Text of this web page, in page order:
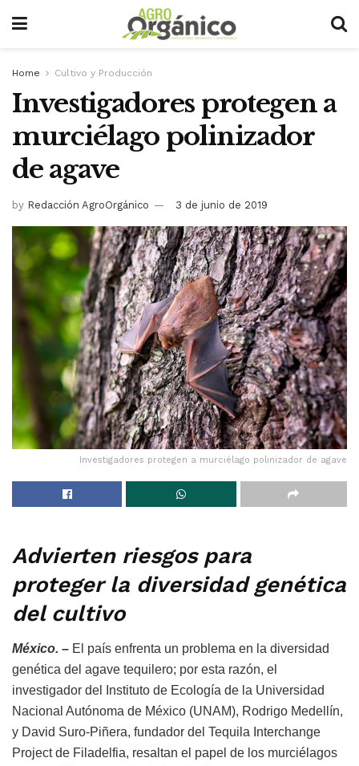
Home Cultivo y Producción
Investigadores protegen a
murciélago polinizador
de agave
by Redacción AgroOrgánico 3 de junio de 2019
Investigadores protegen a murciélago polinizador de agave
Advierten riesgos para
proteger la diversidad genética
del cultivo
México. – El país enfrenta un problema en la diversidad
genética del agave tequilero; por esta razón, el
investigador del Instituto de Ecología de la Universidad
Nacional Autónoma de México (UNAM), Rodrigo Medellín,
y David Suro-Piñera, fundador del Tequila Interchange
Project de Filadelfia, resaltan el papel de los murciélagos